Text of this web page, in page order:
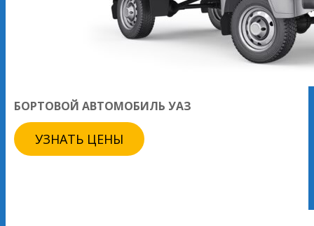
БОРТОВОЙ АВТОМОБИЛЬ УАЗ
УЗНАТЬ ЦЕНЫ